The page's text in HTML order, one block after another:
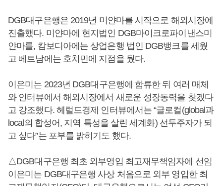
DGB대구은행은 2019년 미얀마를 시작으로 해외시장에
진출했다. 미얀마에 현지법인 DGB마이크로파이낸스미
얀마를, 캄보디아에는 상업은행 법인 DGB뱅크를 세웠
고 베트남에는 호치민에 지점을 뒀다.
이은미는 2023년 DGB대구은행에 합류한 뒤 여러 매체
와 인터뷰에서 해외시장에서 새로운 성장동력을 찾겠다
고 강조했다. 헤럴드경제 인터뷰에서는 “글로컬(global과
local의 합성어, 지역 특성을 살린 세계화) 선두주자가 되
고 싶다”는 포부를 밝히기도 했다.
△DGB대구은행 최초 외부영입 최고재무책임자에 선임
이은미는 DGB대구은행 사상 처음으로 외부 영입한 최